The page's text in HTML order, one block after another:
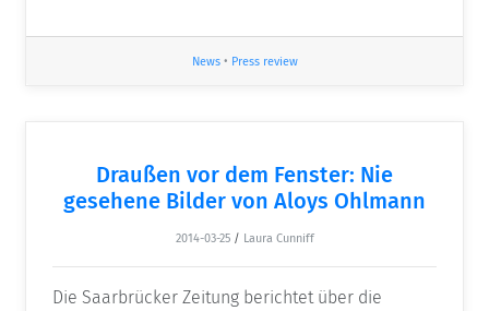
News• Press review
Draußen vor dem Fenster: Nie
gesehene Bilder von Aloys Ohlmann
2014-03-25 / Laura Cunniff
Die Saarbrücker Zeitung berichtet über die